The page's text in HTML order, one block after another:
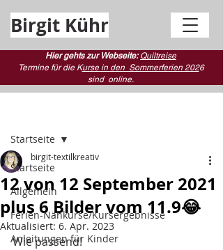
Birgit Kühr
Hier gehts zur Webseite:Quiltreise
Termine für die Kurse in den Sommerferien 2026
sind online.
Startseite
Allgemein
Ferien-Nähkurse/Kursergebnisse
Anleitungen für Kinder
Startseite
12 von 12 September 2021
plus 6 Bilder vom 11.9😂
birgit-textilkreativ
Aktualisiert: 6. Apr. 2023
Wie passend!